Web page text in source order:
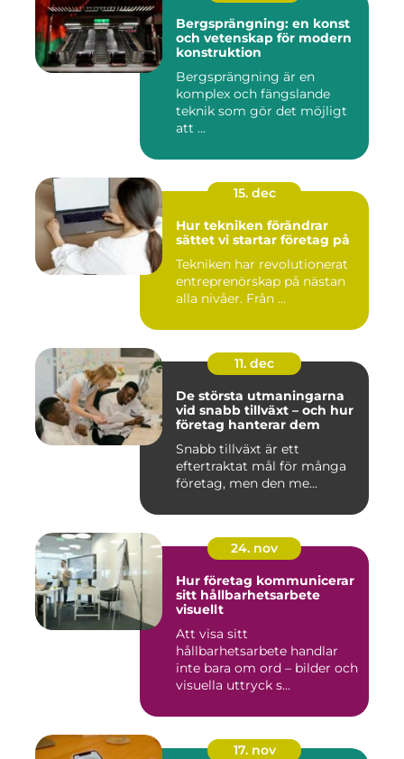
Bergsprängning: en konst
och vetenskap för modern
konstruktion
Bergsprängning är en
komplex och fängslande
teknik som gör det möjligt
att ...
15. dec
Hur tekniken förändrar
sättet vi startar företag på
Tekniken har revolutionerat
entreprenörskap på nästan
alla nivåer. Från ...
11. dec
De största utmaningarna
vid snabb tillväxt – och hur
företag hanterar dem
Snabb tillväxt är ett
eftertraktat mål för många
företag, men den me...
24. nov
Hur företag kommunicerar
sitt hållbarhetsarbete
visuellt
Att visa sitt
hållbarhetsarbete handlar
inte bara om ord – bilder och
visuella uttryck s...
17. nov